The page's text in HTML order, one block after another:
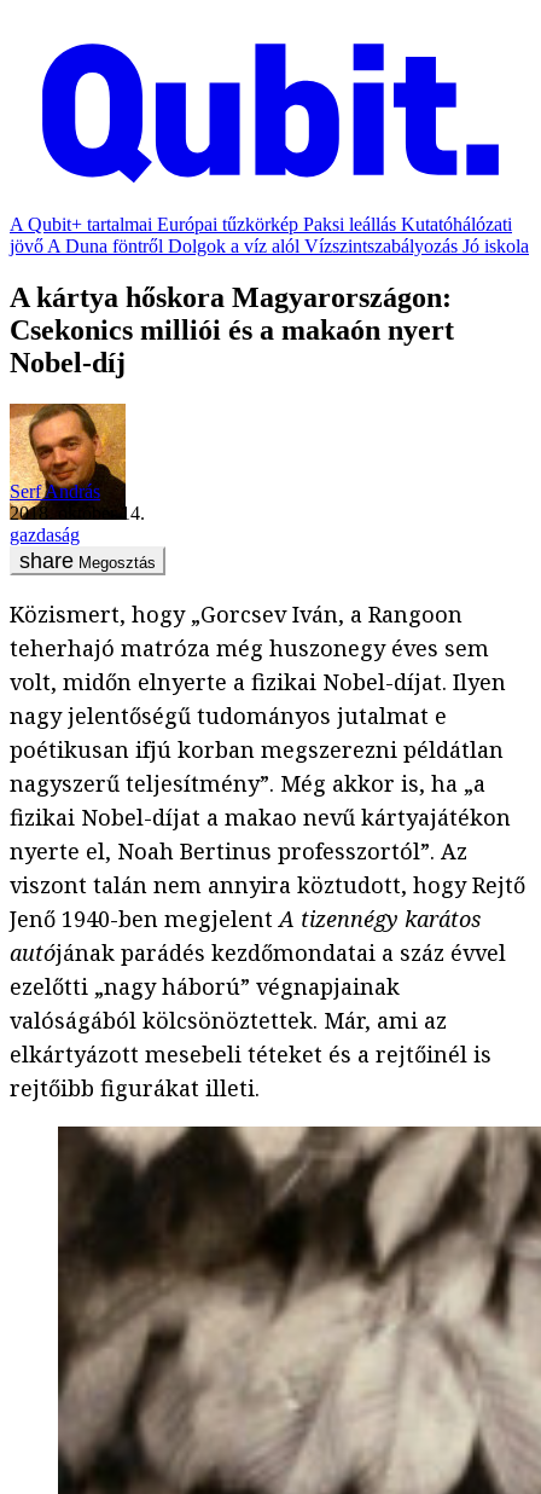
A Qubit+ tartalmai Európai tűzkörkép Paksi leállás Kutatóhálózati
jövő A Duna föntről Dolgok a víz alól Vízszintszabályozás Jó iskola
A kártya hőskora Magyarországon:
Csekonics milliói és a makaón nyert
Nobel-díj
Serf András
2018. október 14.
gazdaság
Megosztás
Közismert, hogy „Gorcsev Iván, a Rangoon
teherhajó matróza még huszonegy éves sem
volt, midőn elnyerte a fizikai Nobel-díjat. Ilyen
nagy jelentőségű tudományos jutalmat e
poétikusan ifjú korban megszerezni példátlan
nagyszerű teljesítmény”. Még akkor is, ha „a
fizikai Nobel-díjat a makao nevű kártyajátékon
nyerte el, Noah Bertinus professzortól”. Az
viszont talán nem annyira köztudott, hogy Rejtő
Jenő 1940-ben megjelentA tizennégy karátos
autójának parádés kezdőmondatai a száz évvel
ezelőtti „nagy háború” végnapjainak
valóságából kölcsönöztettek. Már, ami az
elkártyázott mesebeli téteket és a rejtőinél is
rejtőibb figurákat illeti.